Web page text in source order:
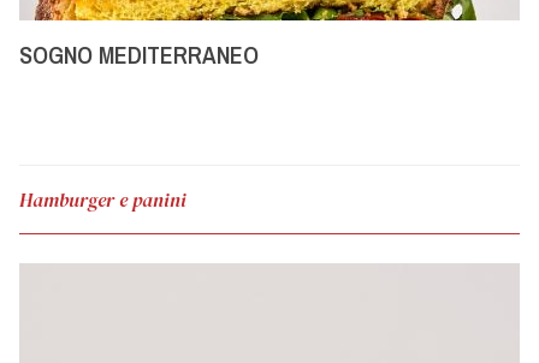
SOGNO MEDITERRANEO
Hamburger e panini